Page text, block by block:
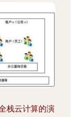
栈云计算的演